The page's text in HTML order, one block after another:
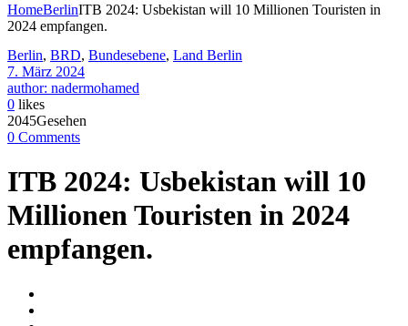
HomeBerlinITB 2024: Usbekistan will 10 Millionen Touristen in
2024 empfangen.
Berlin, BRD, Bundesebene, Land Berlin
7. März 2024
author: nadermohamed
0 likes
2045Gesehen
0 Comments
ITB 2024: Usbekistan will 10
Millionen Touristen in 2024
empfangen.